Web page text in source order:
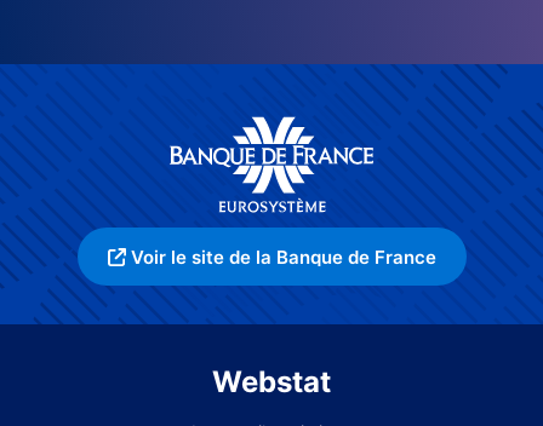
Voir le site de la Banque de France
Webstat